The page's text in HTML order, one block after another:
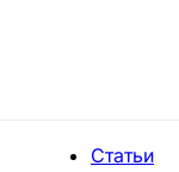
Статьи